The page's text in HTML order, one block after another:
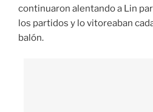
continuaron alentando a Lin
los partidos y lo vitoreaban
balón.